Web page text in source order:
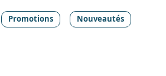
Promotions Nouveautés